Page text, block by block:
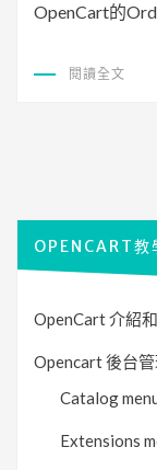
OpenCart的
閱讀全文
導
覽OPENCART教
OpenCart 介紹
Opencart 後台
Catalog
Extensions